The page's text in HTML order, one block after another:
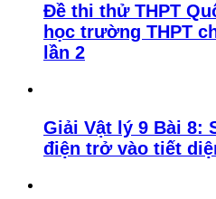
Đề thi thử THPT
học trường THPT
lần 2
Giải Vật lý 9 Bài 8:
điện trở vào tiết